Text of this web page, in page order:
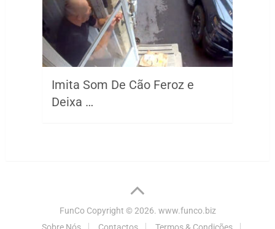
Imita Som De Cão Feroz e
Deixa …
FunCoCopyright © 2026. www.funco.biz
Sobre Nós
Contactos Termos & Condições